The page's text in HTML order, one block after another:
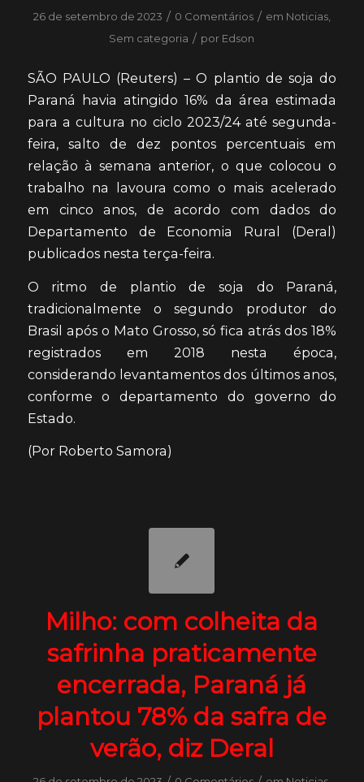
26 de setembro de 2023 / 0 Comentários / em Noticias,
Sem categoria / por Edson
SÃO PAULO (Reuters) – O plantio de soja do
Paraná havia atingido 16% da área estimada
para a cultura no ciclo 2023/24 até segunda-
feira, salto de dez pontos percentuais em
relação à semana anterior, o que colocou o
trabalho na lavoura como o mais acelerado
em cinco anos, de acordo com dados do
Departamento de Economia Rural (Deral)
publicados nesta terça-feira.
O ritmo de plantio de soja do Paraná,
tradicionalmente o segundo produtor do
Brasil após o Mato Grosso, só fica atrás dos 18%
registrados em 2018 nesta época,
considerando levantamentos dos últimos anos,
conforme o departamento do governo do
Estado.
(Por Roberto Samora)
Milho: com colheita da
safrinha praticamente
encerrada, Paraná já
plantou 78% da safra de
verão, diz Deral